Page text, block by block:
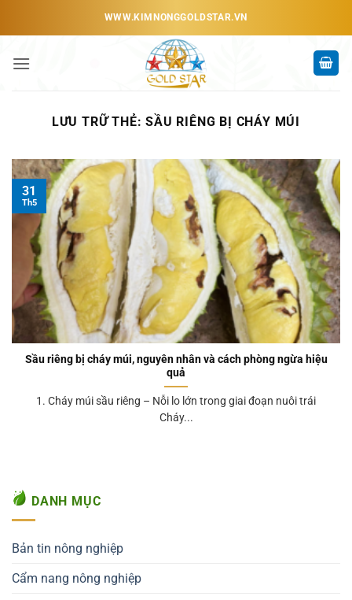
dung
WWW.KIMNONGGOLDSTAR.VN
LƯU TRỮ THẺ:SẦU RIÊNG BỊ CHÁY MÚI
Sầu riêng bị cháy múi, nguyên nhân và cách phòng ngừa hiệu
quả
1. Cháy múi sầu riêng – Nỗi lo lớn trong giai đoạn nuôi trái
Cháy...
31
Th5
DANH MỤC
Bản tin nông nghiệp
Cẩm nang nông nghiệp